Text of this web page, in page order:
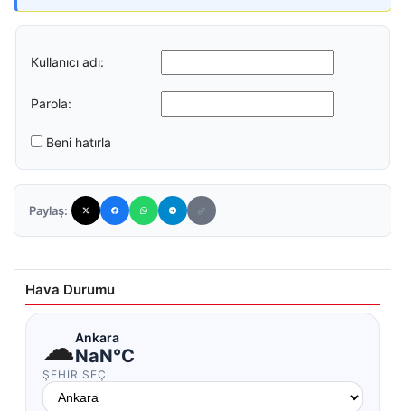
Kullanıcı adı:
Parola:
Beni hatırla
Paylaş:
Hava Durumu
☁Ankara
NaN°C
ŞEHIR SEÇ